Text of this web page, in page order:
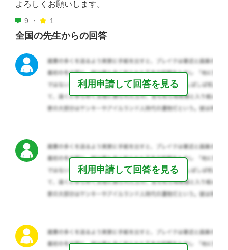
よろしくお願いします。
9 ・ 1
全国の先生からの回答
利用申請して回答を見る
利用申請して回答を見る